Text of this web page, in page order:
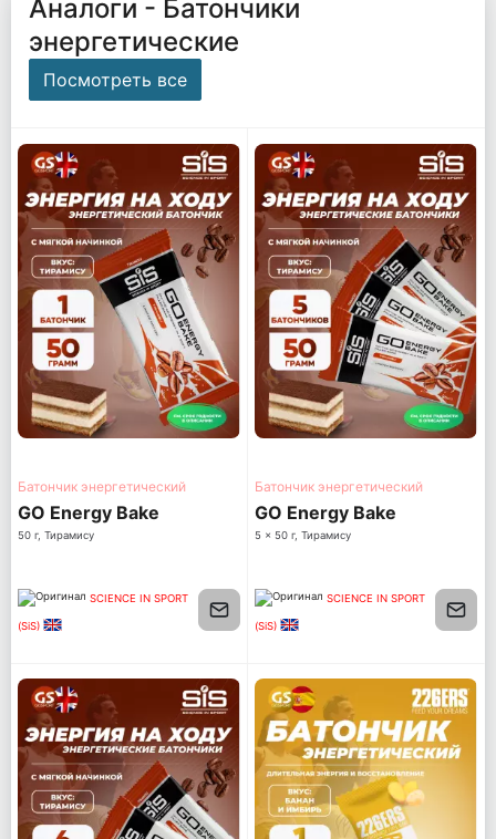
Аналоги - Батончики
энергетические
Посмотреть все
Батончик энергетический
GO Energy Bake
50 г, Тирамису
SCIENCE IN SPORT
(SiS)
Батончик энергетический
GO Energy Bake
5 x 50 г, Тирамису
SCIENCE IN SPORT
(SiS)